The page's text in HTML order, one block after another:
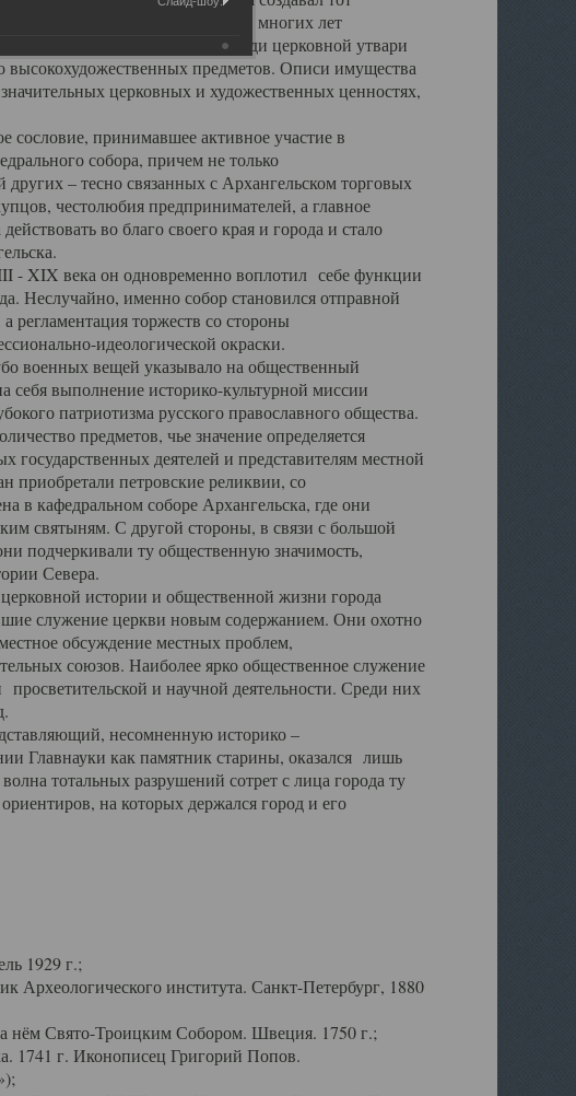
собора, на протяжении многих лет
ризнице, библиотеке, среди церковной утвари
высокохудожественных предметов. Описи имущества
церковных и художественных ценностях,
сословие, принимавшее активное участие в
собора, причем не только
других – тесно связанных с Архангельском торговых
честолюбия предпринимателей, а главное
во благо своего края и города и стало
века он одновременно воплотил себе функции
Неслучайно, именно собор становился отправной
регламентация торжеств со стороны
идеологической окраски.
вещей указывало на общественный
себя выполнение историко-культурной миссии
патриотизма русского православного общества.
предметов, чье значение определяется
государственных деятелей и представителям местной
приобретали петровские реликвии, со
в кафедральном соборе Архангельска, где они
святыням. С другой стороны, в связи с большой
подчеркивали ту общественную значимость,
Севера.
истории и общественной жизни города
служение церкви новым содержанием. Они охотно
обсуждение местных проблем,
союзов. Наиболее ярко общественное служение
и научной деятельности. Среди них
несомненную историко –
Главнауки как памятник старины, оказался лишь
тотальных разрушений сотрет с лица города ту
на которых держался город и его
1929 г.;
института. Санкт-Петербург, 1880
Свято-Троицким Собором. Швеция. 1750 г.;
г. Иконописец Григорий Попов.